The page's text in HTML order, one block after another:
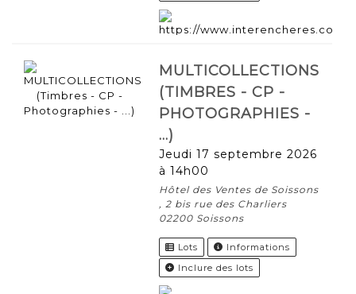
MULTICOLLECTIONS
(TIMBRES - CP -
PHOTOGRAPHIES -
...)
jeudi 17 septembre 2026
à 14h00
Hôtel des Ventes de Soissons
, 2 bis rue des Charliers
02200 Soissons
Lots
Informations
Inclure des lots